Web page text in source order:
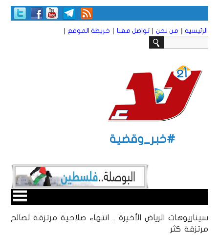
الرئيسية | من نحن | تواصل معنا | خريطة الموقع |
#خبر_وقضية
سيناريوهات الرياض الأخيرة .. انتهاء صلاحية مرتزقة لصالح
مرتزقة كثر